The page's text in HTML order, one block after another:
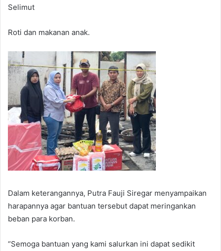
Selimut
Roti dan makanan anak.
Dalam keterangannya, Putra Fauji Siregar menyampaikan
harapannya agar bantuan tersebut dapat meringankan
beban para korban.
“Semoga bantuan yang kami salurkan ini dapat sedikit